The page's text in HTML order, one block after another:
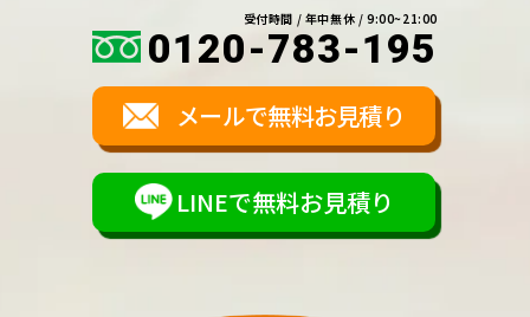
受付時間 / 年中無休 / 9:00~21:00
0120-783-195
メールで無料お見積り
LINEで無料お見積り